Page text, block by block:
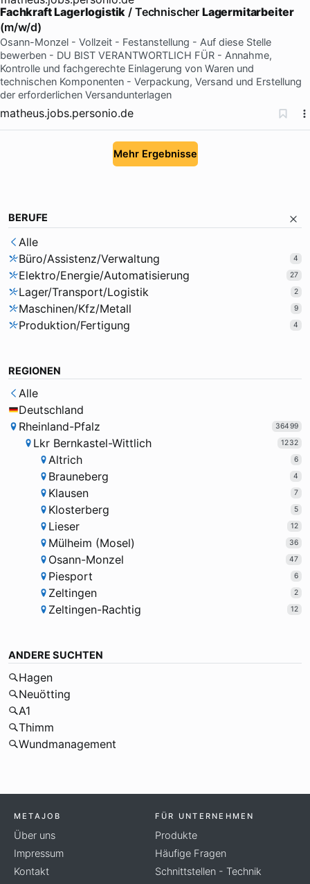
FachkraftLagerlogistik / Technischer Lagermitarbeiter
(m/w/d)
Osann-Monzel - Vollzeit - Festanstellung - Auf diese Stelle
bewerben - DU BIST VERANTWORTLICH FÜR - Annahme,
Kontrolle und fachgerechte Einlagerung von Waren und
technischen Komponenten - Verpackung, Versand und Erstellung
der erforderlichen Versandunterlagen
matheus.jobs.personio.de
Mehr Ergebnisse
BERUFE
Alle
Büro/Assistenz/Verwaltung
4
Elektro/Energie/Automatisierung 27
Lager/Transport/Logistik 2
Maschinen/Kfz/Metall 9
Produktion/Fertigung 4
REGIONEN
Alle
Deutschland
Rheinland-Pfalz
36499
Lkr Bernkastel-Wittlich 1232
Altrich 6
Brauneberg 4
Klausen 7
Klosterberg 5
Lieser 12
Mülheim (Mosel) 36
Osann-Monzel 47
Piesport 6
Zeltingen 2
Zeltingen-Rachtig 12
ANDERE SUCHTEN
Hagen
Neuötting
A1
Thimm
Wundmanagement
METAJOB
Über uns
Impressum
Kontakt
FÜR UNTERNEHMEN
Produkte
Häufige Fragen
Schnittstellen - Technik